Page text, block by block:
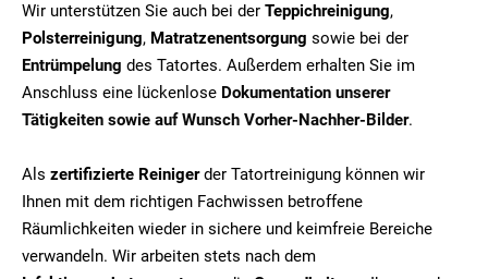
Wir unterstützen Sie auch bei der Teppichreinigung,
Polsterreinigung, Matratzenentsorgung sowie bei der
Entrümpelung des Tatortes. Außerdem erhalten Sie im
Anschluss eine lückenlose Dokumentation unserer
Tätigkeiten sowie auf Wunsch Vorher-Nachher-Bilder.
Als zertifizierte Reinigerder Tatortreinigung können wir
Ihnen mit dem richtigen Fachwissen betroffene
Räumlichkeiten wieder in sichere und keimfreie Bereiche
verwandeln. Wir arbeiten stets nach dem